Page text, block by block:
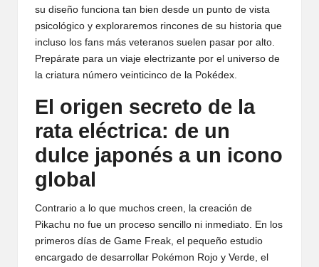
su diseño funciona tan bien desde un punto de vista
psicológico y exploraremos rincones de su historia que
incluso los fans más veteranos suelen pasar por alto.
Prepárate para un viaje electrizante por el universo de
la criatura número veinticinco de la Pokédex.
El origen secreto de la
rata eléctrica: de un
dulce japonés a un icono
global
Contrario a lo que muchos creen, la creación de
Pikachu no fue un proceso sencillo ni inmediato. En los
primeros días de Game Freak, el pequeño estudio
encargado de desarrollar Pokémon Rojo y Verde, el